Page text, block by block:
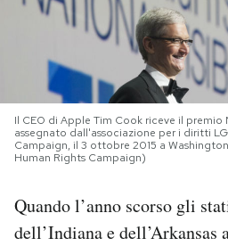
I MIEI PREFERITI
SHOP
CALENDARIO
AREA PERSONALE
Il CEO di Apple Tim Cook riceve il premio
assegnato dall'associazione per i diritti
Campaign, il 3 ottobre 2015 a
Human Rights Campaign)
Quando l’anno scorso gli
dell’Indiana e dell’Arkansas